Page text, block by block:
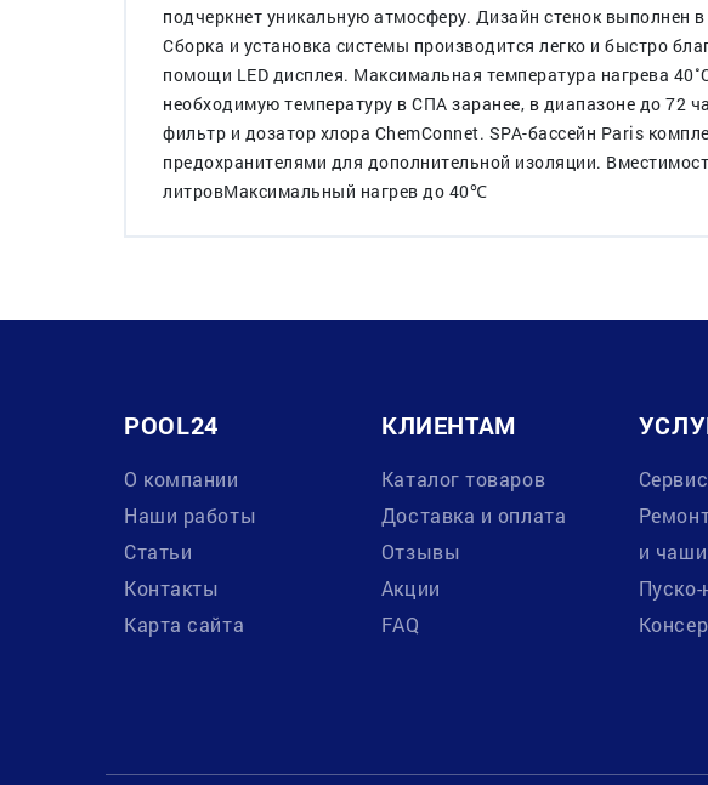
подчеркнет уникальную атмосферу. Дизайн стенок выполнен
Сборка и установка системы производится легко и быстро
помощи LED дисплея. Максимальная температура нагрева
необходимую температуру в СПА заранее, в диапазоне до 72
фильтр и дозатор хлора ChemConnet. SPA-бассейн Paris
предохранителями для дополнительной изоляции.
литровМаксимальный нагрев до 40℃
POOL24
О компании
Наши работы
Статьи
Контакты
Карта сайта
КЛИЕНТАМ
Каталог товаров
Доставка и оплата
Отзывы
Акции
FAQ
и чаши